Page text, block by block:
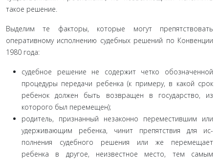
такое решение.
Выделим те факторы, которые могут препятствовать
оперативному исполнению судебных решений по Конвен­ции
1980 года:
судебное решение не содержит четко обозначенной
процедуры передачи ребенка (к примеру, в какой срок
ребе­нок должен быть возвращен в государство, из
которого был перемещен);
родитель, признанный незаконно переместившим или
удерживающим ребенка, чинит препятствия для ис­
полнения судебного решения или же перемещает
ребенка в другое, неизвестное место, тем самым